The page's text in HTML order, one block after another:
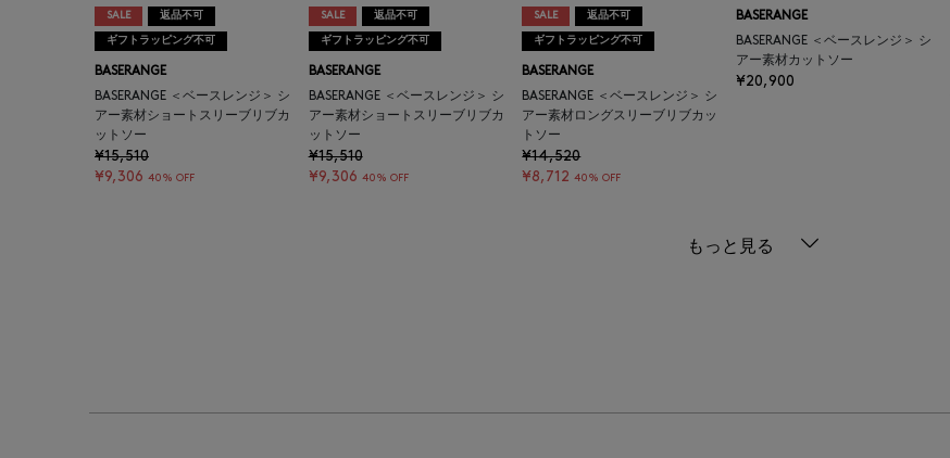
SALE 返品不可
ギフトラッピング不可
BASERANGE
BASERANGE ＜ベースレンジ＞ シ
アー素材ショートスリーブリブカ
ットソー
¥15,510
¥9,306 40% OFF
SALE 返品不可
ギフトラッピング不可
BASERANGE
BASERANGE ＜ベースレンジ＞ シ
アー素材ショートスリーブリブカ
ットソー
¥15,510
¥9,306 40% OFF
SALE 返品不可
ギフトラッピング不可
BASERANGE
BASERANGE ＜ベースレンジ＞ シ
アー素材ロングスリーブリブカッ
トソー
¥14,520
¥8,712 40% OFF
BASERANGE
BASERANGE ＜ベースレンジ＞ シ
アー素材カットソー
¥20,900
もっと見る